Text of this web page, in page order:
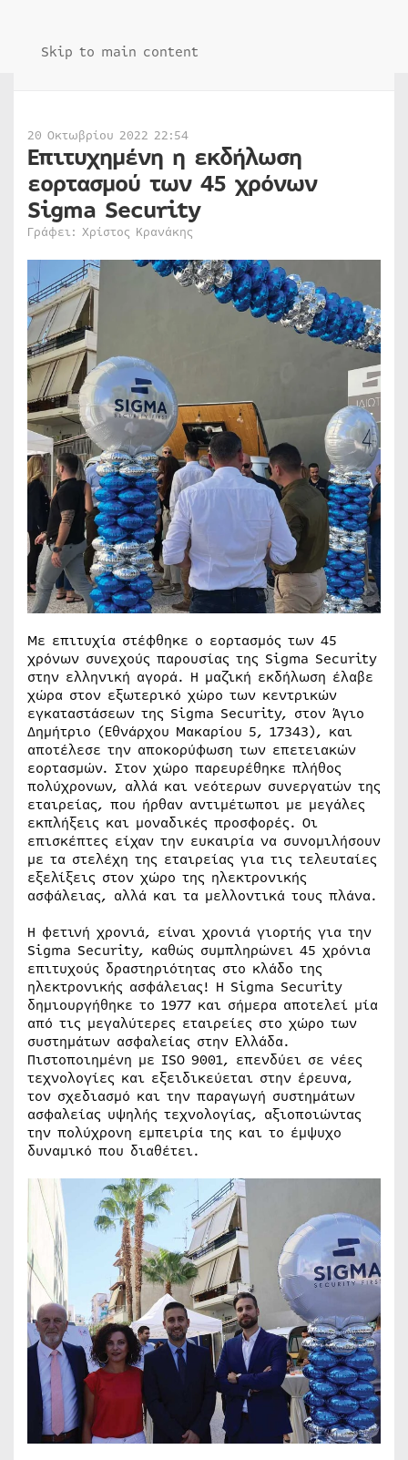
Skip to main content
20 Οκτωβρίου 2022 22:54
Επιτυχημένη η εκδήλωση
εορτασμού των 45 χρόνων
Sigma Security
Γράφει: Χρίστος Κρανάκης
Με επιτυχία στέφθηκε ο εορτασμός των 45
χρόνων συνεχούς παρουσίας της Sigma Security
στην ελληνική αγορά. Η μαζική εκδήλωση έλαβε
χώρα στον εξωτερικό χώρο των κεντρικών
εγκαταστάσεων της Sigma Security, στον Άγιο
Δημήτριο (Εθνάρχου Μακαρίου 5, 17343), και
αποτέλεσε την αποκορύφωση των επετειακών
εορτασμών. Στον χώρο παρευρέθηκε πλήθος
πολύχρονων, αλλά και νεότερων συνεργατών της
εταιρείας, που ήρθαν αντιμέτωποι με μεγάλες
εκπλήξεις και μοναδικές προσφορές. Οι
επισκέπτες είχαν την ευκαιρία να συνομιλήσουν
με τα στελέχη της εταιρείας για τις τελευταίες
εξελίξεις στον χώρο της ηλεκτρονικής
ασφάλειας, αλλά και τα μελλοντικά τους πλάνα.
Η φετινή χρονιά, είναι χρονιά γιορτής για την
Sigma Security, καθώς συμπληρώνει 45 χρόνια
επιτυχούς δραστηριότητας στο κλάδο της
ηλεκτρονικής ασφάλειας! Η Sigma Security
δημιουργήθηκε το 1977 και σήµερα αποτελεί µία
από τις μεγαλύτερες εταιρείες στο χώρο των
συστηµάτων ασφαλείας στην Ελλάδα.
Πιστοποιηµένη µε ISO 9001, επενδύει σε νέες
τεχνολογίες και εξειδικεύεται στην έρευνα,
τον σχεδιασµό και την παραγωγή συστηµάτων
ασφαλείας υψηλής τεχνολογίας, αξιοποιώντας
την πολύχρονη εµπειρία της και το έµψυχο
δυναµικό που διαθέτει.